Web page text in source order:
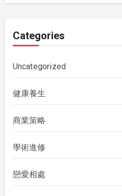
Categories
Uncategorized
健康養生
商業策略
學術進修
戀愛相處